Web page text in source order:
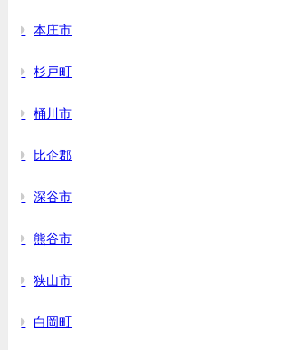
本庄市
杉戸町
桶川市
比企郡
深谷市
熊谷市
狭山市
白岡町